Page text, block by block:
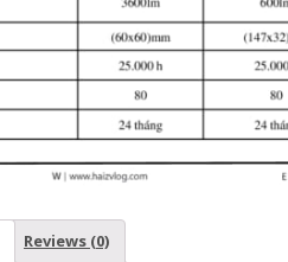
Reviews (0)